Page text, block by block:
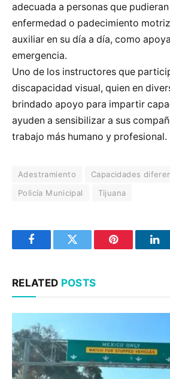
adecuada a personas que
enfermedad o padecimiento
auxiliar en su día a día, como
emergencia.
Uno de los instructores que
discapacidad visual, quien en
brindado apoyo para impartir
ayuden a sensibilizar a sus
trabajo más humano y profesional.
Adestramiento
Capacidades
Policía Municipal
Tijuana
FacebookTwitter Pinterest
RELATED POSTS